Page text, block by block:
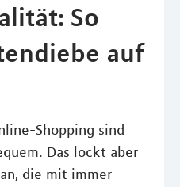
So
auf
Shopping sind
Das lockt aber
die mit immer